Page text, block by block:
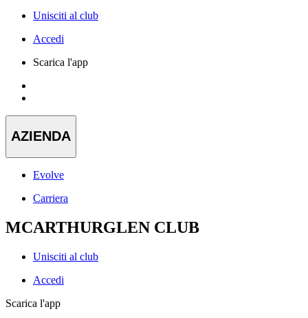
Unisciti al club
Accedi
Scarica l'app
AZIENDA
Evolve
Carriera
MCARTHURGLEN CLUB
Unisciti al club
Accedi
Scarica l'app